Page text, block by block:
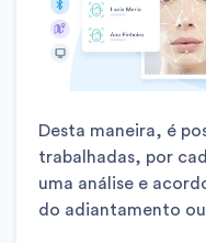
Desta maneira, é
trabalhadas, por
uma análise e
do adiantamento